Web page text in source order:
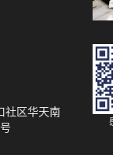
社区华天南